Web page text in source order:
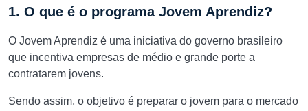
1. O que é o programa Jovem Aprendiz?
O Jovem Aprendiz é uma iniciativa do governo brasileiro
que incentiva empresas de médio e grande porte a
contratarem jovens.
Sendo assim, o objetivo é preparar o jovem para o mercado